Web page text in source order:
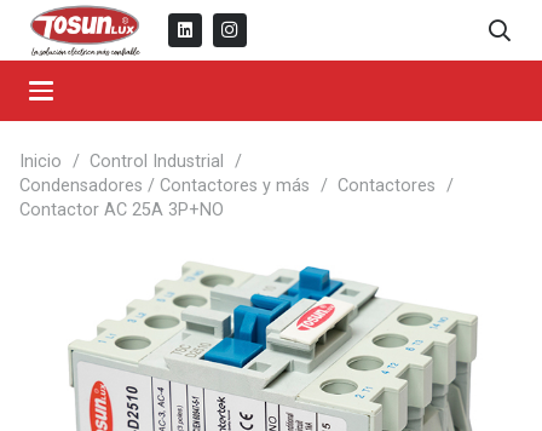
Inicio / Control Industrial
/
Condensadores / Contactores y más / Contactores /
Contactor AC 25A 3P+NO